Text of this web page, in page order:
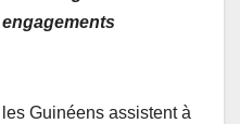
Guinéens assistent à